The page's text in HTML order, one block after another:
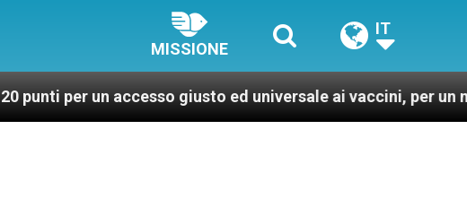
MISSIONE
IT
accesso giusto ed universale ai vaccini, per un mondo più